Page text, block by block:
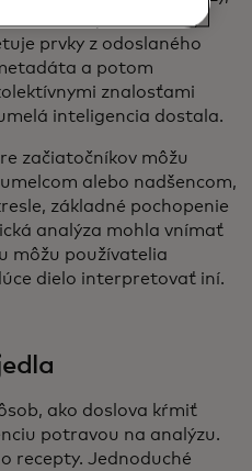
stránke. Inými slovami,
prvky z odoslaného
a potom
znalosťami
inteligencia dostala.
začiatočníkov môžu
alebo nadšencom,
základné pochopenie
analýza mohla vnímať
môžu používatelia
dielo interpretovať iní.
ako doslova kŕmiť
potravou na analýzu.
recepty. Jednoduché